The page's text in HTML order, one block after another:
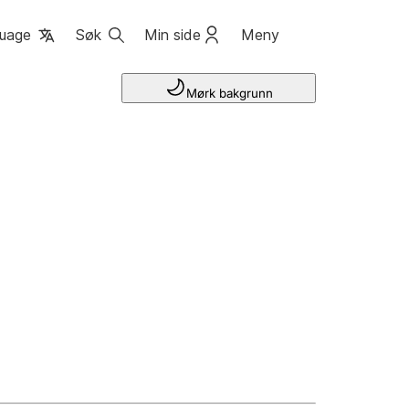
Søk Min side Meny
Mørk bakgrunn